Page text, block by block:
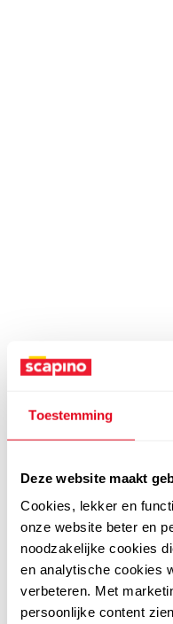
Toestemming
Deze website maakt
Cookies, lekker en
onze website beter en
noodzakelijke cookies
en analytische cookies
verbeteren. Met
persoonlijke content